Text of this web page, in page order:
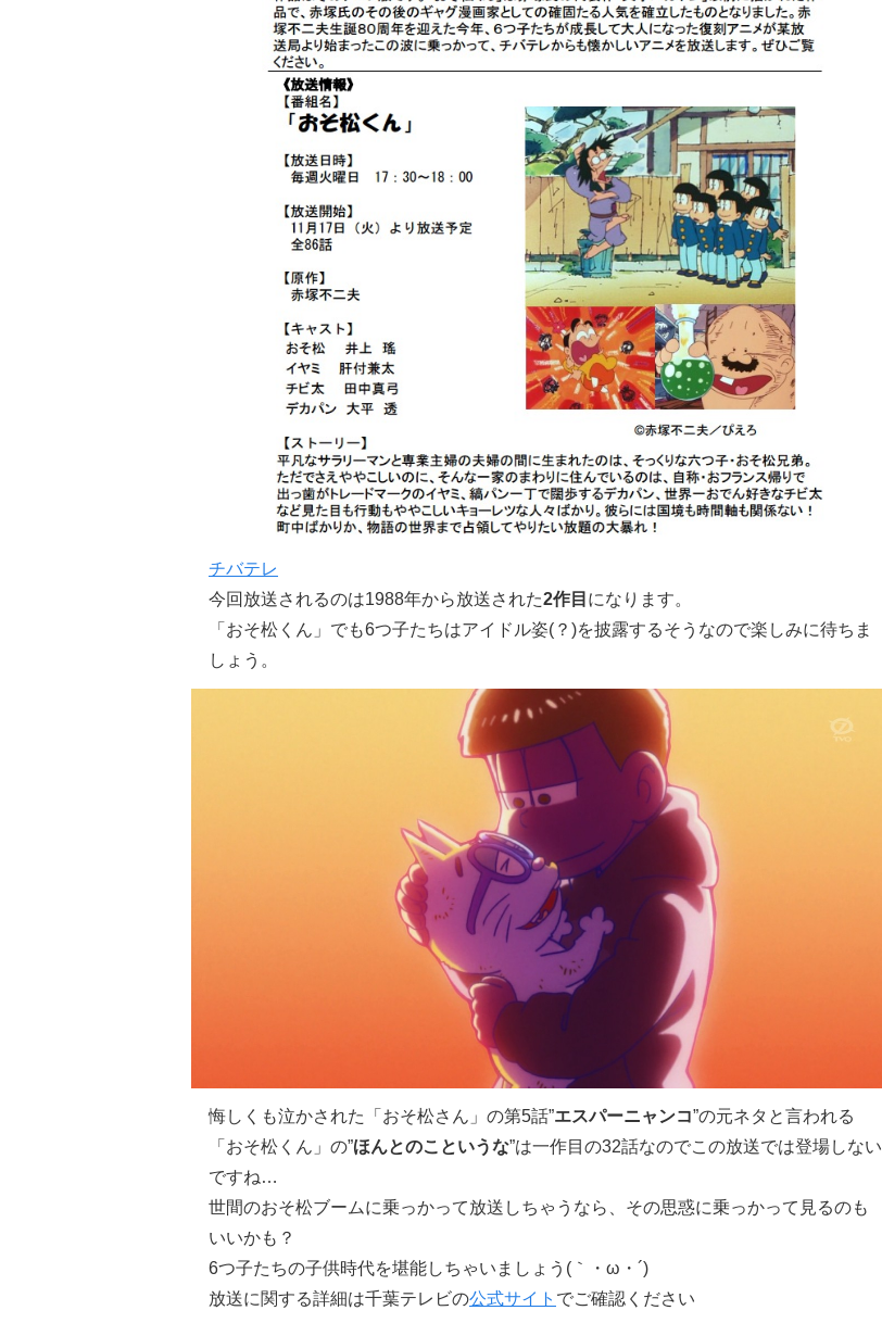
チバテレ
今回放送されるのは1988年から放送された2作目 になります。
「おそ松くん」でも6つ子たちはアイドル姿(？)を披露するそうなので楽しみに待ちま
しょう。
悔しくも泣かされた「おそ松さん」の第5話”エスパーニャンコ”の元ネタと言われる
「おそ松くん」の”ほんとのこというな”は一作目の32話なのでこの放送では登場しない
ですね…
世間のおそ松ブームに乗っかって放送しちゃうなら、その思惑に乗っかって見るのも
いいかも？
6つ子たちの子供時代を堪能しちゃいましょう(｀・ω・´)
放送に関する詳細は千葉テレビの公式サイト でご確認ください